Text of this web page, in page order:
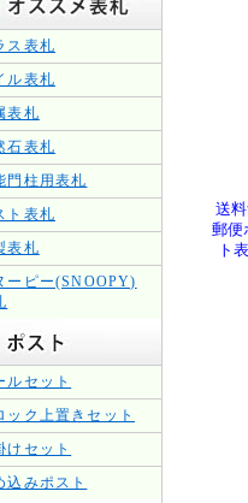
ス表札
ル表札
表札
石表札
門柱用表札
ト表札
表札
ーピー(SNOOPY)
ルセット
ック上置きセット
けセット
込みポスト
送
郵便
ト